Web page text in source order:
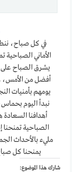
في كل صباح،
الأماني الصباحية
يشرق الصباح على
أفضل من الأمس،
يومهم بأمنيات
نبدأ اليوم
أهدافنا
الصباحية تمنحنا
مليء بالأحداث
يمنحنا كل
شارك هذا الموضوع: